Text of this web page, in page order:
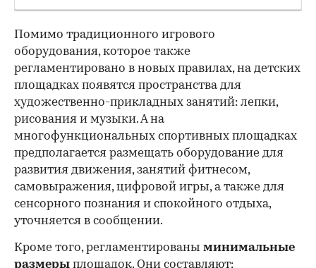
Помимо традиционного игрового
оборудования, которое также
регламентировано в новых правилах, на детских
площадках появятся пространства для
художественно-прикладных занятий: лепки,
рисования и музыки. А на
многофункциональных спортивных площадках
предполагается размещать оборудование для
развития движения, занятий фитнесом,
самовыражения, цифровой игры, а также для
сенсорного познания и спокойного отдыха,
уточняется в сообщении.
Кроме того, регламентированы минимальные
размеры площадок. Они составляют: